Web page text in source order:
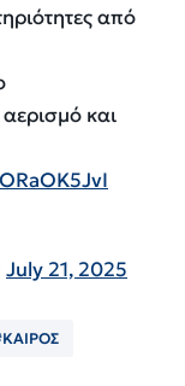
από
και
July 21, 2025